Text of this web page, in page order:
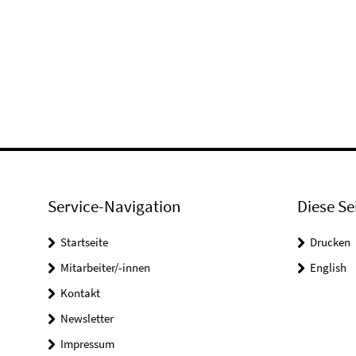
Service-Navigation
Startseite
Mitarbeiter/-innen
Kontakt
Newsletter
Impressum
Diese
Drucken
English